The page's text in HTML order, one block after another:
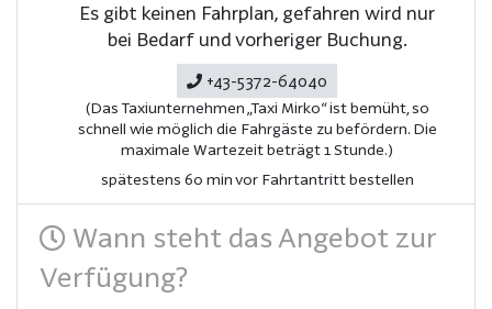
Es gibt keinen Fahrplan, gefahren wird nur
bei Bedarf und vorheriger Buchung.
+43-5372-64040
(Das Taxiunternehmen „Taxi Mirko“ ist bemüht, so
schnell wie möglich die Fahrgäste zu befördern. Die
maximale Wartezeit beträgt 1 Stunde.)
spätestens 60 min vor Fahrtantritt bestellen
Wann steht das Angebot zur
Verfügung?